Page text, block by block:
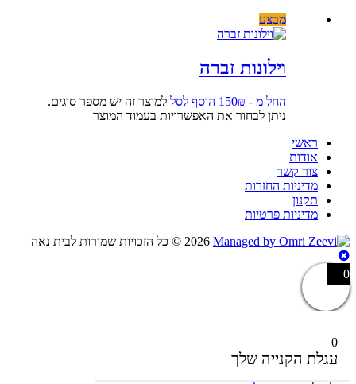
מבצע
וילונות זברה
החל מ - 150₪ הוסף לסל למוצר זה יש מספר סוגים.
ניתן לבחור את האפשרויות בעמוד המוצר
ראשי
אודות
צור קשר
מדיניות החזרות
תקנון
מדיניות פרטיות
2026 ©
כל הזכויות שמורות לבית נאה
0
0
עגלת הקנייה שלך